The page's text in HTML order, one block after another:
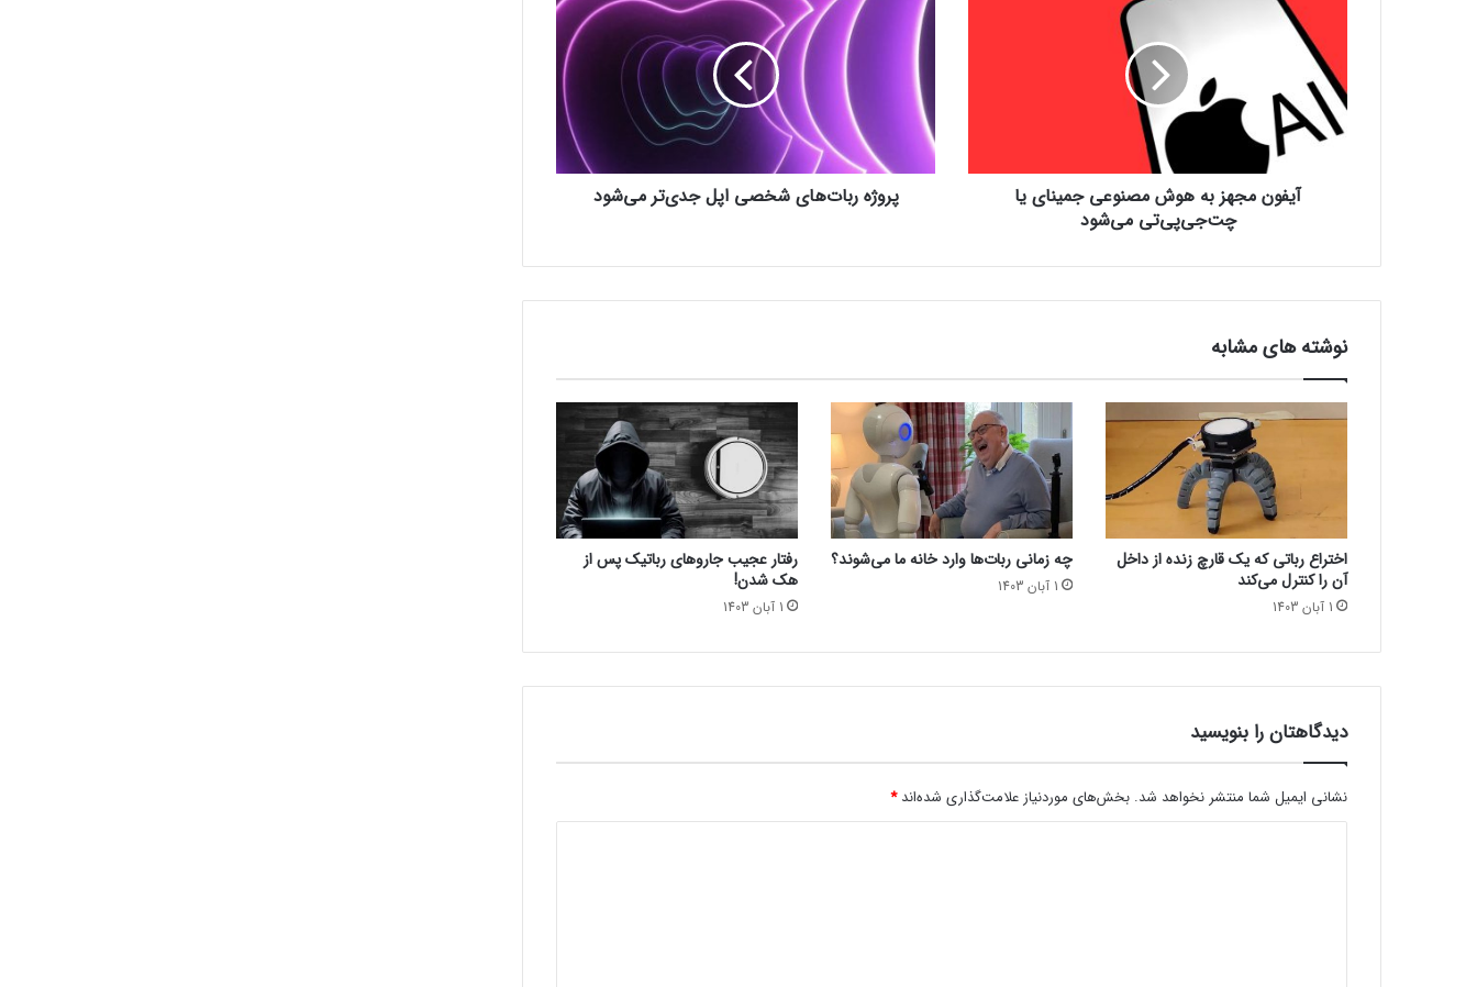
ربات‌های آینده بیشتر شبیه انسان خواهند بود
ربات‌ها اکنون می‌توانند تماس دست انسان را
احساس کنند
رباتی که می‌توانید صیقل‌کاری و پولیش را به
رباتی به‌اندازه دانه برنج که مغز را جراحی
ربات‌ها در جراحی‌های پیچیده کبد از انسان
بهتر عمل می‌کنند
“سوپر ربات” برای کمک به افراد معلول حرکتی
ربات‌های انسان نما در صنعت خودرو + ویدیو
ن
م
ج
و
ن
و
ع
ی
ا
ی
ی
ا
ت‌
پ
ی‌
ت
ی
م
آیفون مجهز به هوش مصنوعی جمینای یا
چت‌جی‌پی‌تی می‌شود
ب
ا
ت‌
ش
پ
ل
ج
د
ی‌
ت
ر
م
ی‌
پروژه ربات‌های شخصی اپل جدی‌تر می‌شود
نوشته های مشابه
اختراع رباتی که یک قارچ زنده از داخل
آن را کنترل می‌کند
1 آبان 1403
چه زمانی ربات‌ها وارد خانه ما می‌شوند؟
1 آبان 1403
رفتار عجیب جاروهای رباتیک پس از
هک شدن!
1 آبان 1403
دیدگاهتان را بنویسید
نشانی ایمیل شما منتشر نخواهد شد. بخش‌های موردنیاز علامت‌گذاری شده‌اند*